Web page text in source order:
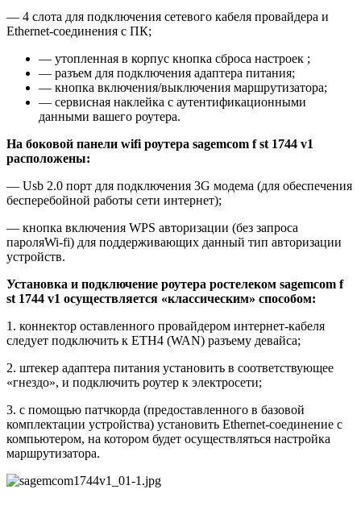
— 4 слота для подключения сетевого кабеля провайдера и
Ethernet-соединения с ПК;
— утопленная в корпус кнопка сброса настроек ;
— разъем для подключения адаптера питания;
— кнопка включения/выключения маршрутизатора;
— сервисная наклейка с аутентификационными
данными вашего роутера.
На боковой панели wifi роутера sagemcom f st 1744 v1
расположены:
— Usb 2.0 порт для подключения 3G модема (для обеспечения
бесперебойной работы сети интернет);
— кнопка включения WPS авторизации (без запроса
пароляWi-fi) для поддерживающих данный тип авторизации
устройств.
Установка и подключение роутера ростелеком sagemcom f
st 1744 v1 осуществляется «классическим» способом:
1. коннектор оставленного провайдером интернет-кабеля
следует подключить к ETH4 (WAN) разъему девайса;
2. штекер адаптера питания установить в соответствующее
«гнездо», и подключить роутер к электросети;
3. с помощью патчкорда (предоставленного в базовой
комплектации устройства) установить Ethernet-соединение с
компьютером, на котором будет осуществляться настройка
маршрутизатора.